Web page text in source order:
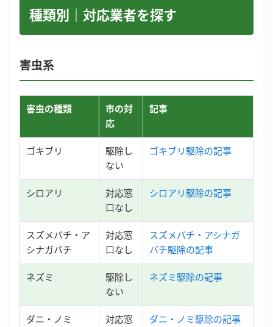
種類別｜対応業者を探す
害虫系
害虫の種類
市の対
応
記事
ゴキブリ
駆除し
ない
ゴキブリ駆除の記事
シロアリ
対応窓
口なし
シロアリ駆除の記事
スズメバチ・ア
シナガバチ
対応窓
口なし
スズメバチ・アシナガ
バチ駆除の記事
ネズミ
駆除し
ない
ネズミ駆除の記事
ダニ・ノミ
対応窓
ダニ・ノミ駆除の記事